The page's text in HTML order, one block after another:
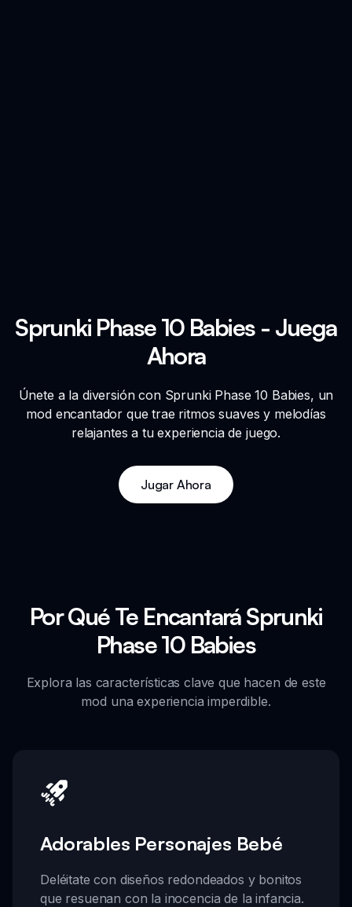
Sprunki Phase 10 Babies - Juega
Ahora
Únete a la diversión con Sprunki Phase 10 Babies, un
mod encantador que trae ritmos suaves y melodías
relajantes a tu experiencia de juego.
Jugar Ahora
Por Qué Te Encantará Sprunki
Phase 10 Babies
Explora las características clave que hacen de este
mod una experiencia imperdible.
Adorables Personajes Bebé
Deléitate con diseños redondeados y bonitos
que resuenan con la inocencia de la infancia.